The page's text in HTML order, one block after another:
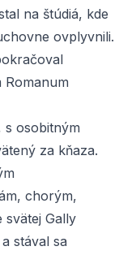
na štúdiá, kde
ovplyvnili.
Romanum
s osobitným
za kňaza.
chorým,
svätej Gally
stával sa